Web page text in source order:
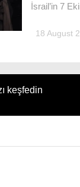
İsrail’in 7
18 August
keşfedin